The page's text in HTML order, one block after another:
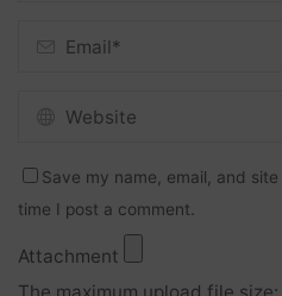
Save my name, email, and
time I post a comment.
Attachment
The maximum upload file size: